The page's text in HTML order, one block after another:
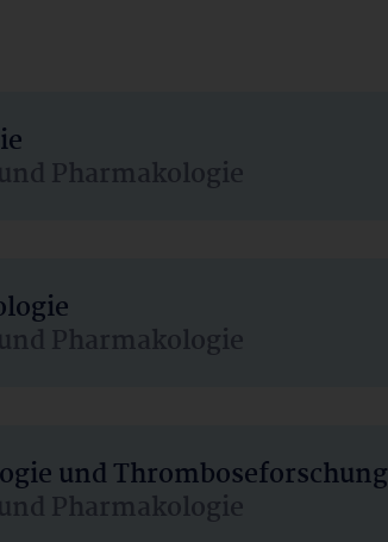
Pharmakologie
Pharmakologie
und Thromboseforschung
Pharmakologie